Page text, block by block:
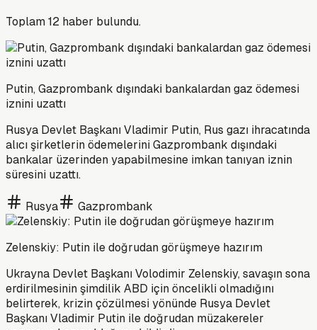
Toplam12 haber bulundu.
Putin, Gazprombank dışındaki bankalardan gaz ödemesi
iznini uzattı
Rusya Devlet Başkanı Vladimir Putin, Rus gazı ihracatında
alıcı şirketlerin ödemelerini Gazprombank dışındaki
bankalar üzerinden yapabilmesine imkan tanıyan iznin
süresini uzattı.
Rusya Gazprombank
Zelenskiy: Putin ile doğrudan görüşmeye hazırım
Ukrayna Devlet Başkanı Volodimir Zelenskiy, savaşın sona
erdirilmesinin şimdilik ABD için öncelikli olmadığını
belirterek, krizin çözülmesi yönünde Rusya Devlet
Başkanı Vladimir Putin ile doğrudan müzakereler